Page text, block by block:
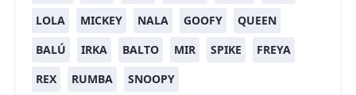
LOLA
MICKEY NALA GOOFY
QUEEN
BALÚ
IRKA BALTO MIR SPIKE
FREYA
REX
RUMBA SNOOPY